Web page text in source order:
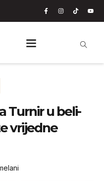
Turnir u beli-
vrijedne